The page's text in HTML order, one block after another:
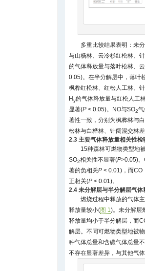
多重比较结果表明：未
与山杨林、云冷杉红松林、
的气体释放量与落叶松林、
0.05)。在半分解层中，落叶
枫桦红松林、红松人工林、
Hy的气体释放量与红松人工
显著(P < 0.05)。NO与SO2
著性一致，分别为枫桦林与
松林与白桦林、针阔混交林
2.3 主要气体释放量相关性检
15种森林可燃物类型地
SO2相关性不显著(P>0.05)
著的负相关P < 0.01)，而CO
正相关(P < 0.01)。
2.4 未分解层与半分解层气体
燃烧过程中释放的气体
释放量较小(图 1)。未分解层
释放量均小于半分解层，而
解层。不同可燃物类型地被
种气体总量和含碳气体总量
不存在显著差异，与其他气